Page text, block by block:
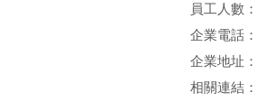
員工人數：
企業電話：
企業地址：
相關連結：